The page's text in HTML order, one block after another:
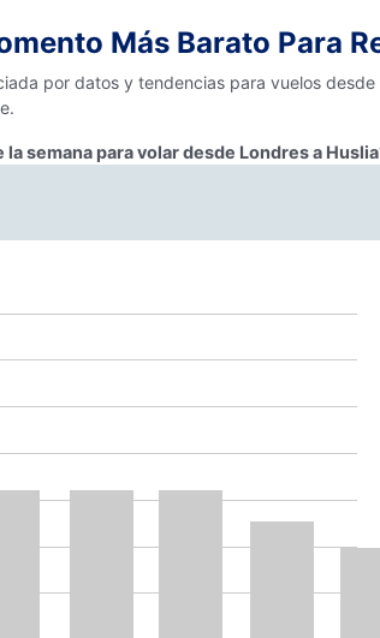
Más Barato Para
por datos y tendencias para vuelos
la semana para volar desde Londres a